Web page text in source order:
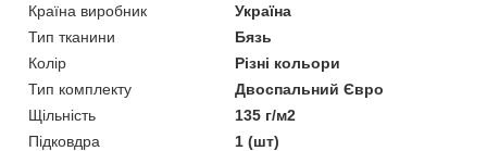
Країна виробник
Україна
Тип тканини
Бязь
Колір
Різні кольори
Тип комплекту
Двоспальний Євро
Щільність
135 г/м2
Підковдра
1 (шт)